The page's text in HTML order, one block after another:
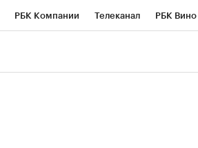
РБК Компании Телеканал РБК Вино